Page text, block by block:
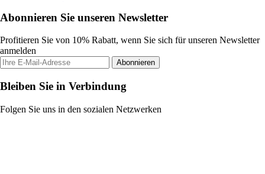
Abonnieren Sie unseren Newsletter
Profitieren Sie von 10% Rabatt, wenn Sie sich für unseren Newsletter
anmelden
Abonnieren
Bleiben Sie in Verbindung
Folgen Sie uns in den sozialen Netzwerken